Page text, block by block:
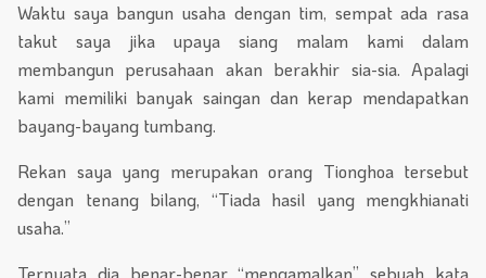
Waktu saya bangun usaha dengan tim, sempat ada rasa
takut saya jika upaya siang malam kami dalam
membangun perusahaan akan berakhir sia-sia. Apalagi
kami memiliki banyak saingan dan kerap mendapatkan
bayang-bayang tumbang.
Rekan saya yang merupakan orang Tionghoa tersebut
dengan tenang bilang, “Tiada hasil yang mengkhianati
usaha.”
Ternyata dia benar-benar “mengamalkan” sebuah kata